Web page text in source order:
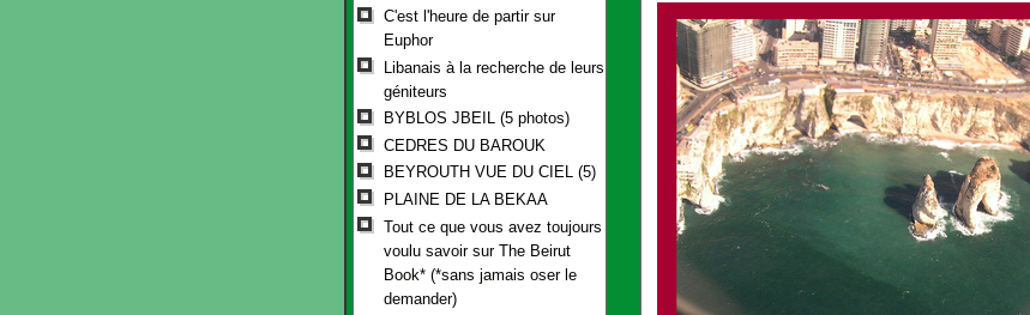
C'est l'heure de partir sur
Euphor
Libanais à la recherche de leurs
géniteurs
BYBLOS JBEIL (5 photos)
CEDRES DU BAROUK
BEYROUTH VUE DU CIEL (5)
PLAINE DE LA BEKAA
Tout ce que vous avez toujours
voulu savoir sur The Beirut
Book* (*sans jamais oser le
demander)